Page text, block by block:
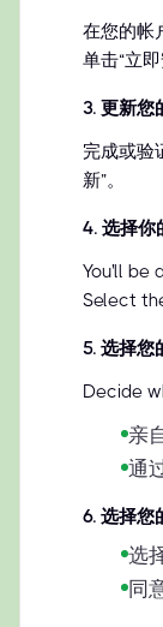
在您的帐
单击“立即
3. 更新您
完成或验
新”。
4. 选择你
You'll be
Select
5. 选择您
Decide
亲
通
6. 选择您
选
同